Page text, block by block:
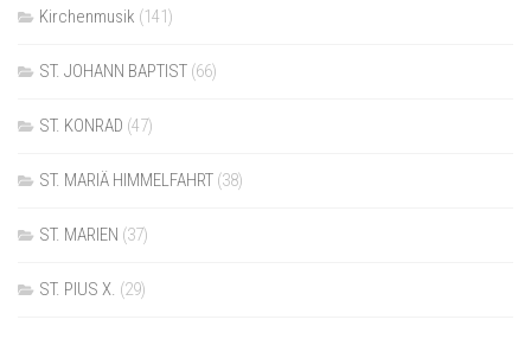
Kirchenmusik (141)
ST. JOHANN BAPTIST (66)
ST. KONRAD (47)
ST. MARIÄ HIMMELFAHRT (38)
ST. MARIEN (37)
ST. PIUS X. (29)